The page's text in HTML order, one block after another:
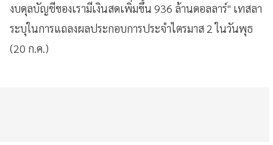
งบดุลบัญชีของเรามีเงินสดเพิ่มขึ้น 936 ล้านดอลลาร์" เทสลา
ระบุในการแถลงผลประกอบการประจำไตรมาส 2 ในวันพุธ
(20 ก.ค.)